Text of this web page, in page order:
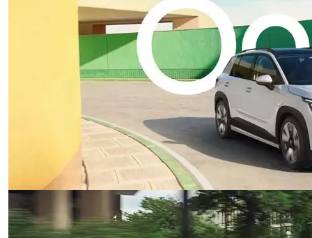
Räderwechsel
Werkstatt-Termin
vereinbaren
Fahrzeugart
Fahrzeugkategorie